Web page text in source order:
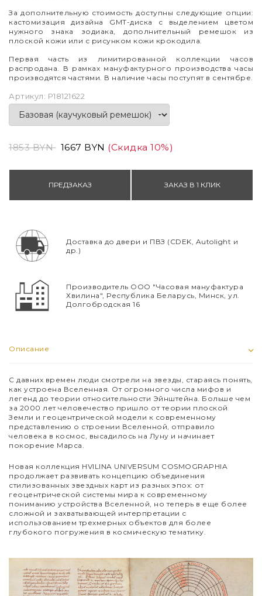
За дополнительную стоимость доступны следующие опции:
кастомизация дизайна GMT-диска с выделением цветом
нужного знака зодиака, дополнительный ремешок из
плоской кожи или с рисунком кожи крокодила.
Первая часть из лимитированной коллекции часов
распродана. В рамках мануфактурного производства часы
производятся частями. В наличие часы поступят в сентябре.
Артикул: P18121622
1853 BYN 1667 BYN (Скидка 10%)
ПРЕДЗАКАЗ ЗАКАЗ В 1 КЛИК
Доставка до двери и ПВЗ (CDEK, Autolight и
др.)
Производитель ООО "Часовая мануфактура
Хвилина", Республика Беларусь, Минск, ул.
Долгобродская 16
Описание
С давних времен люди смотрели на звезды, стараясь понять,
как устроена Вселенная. От огромного числа мифов и
легенд до теории относительности Эйнштейна. Больше чем
за 2000 лет человечество пришло от теории плоской
Земли и геоцентрической модели к современному
представлению о строении Вселенной, отправило
человека в космос, высадилось на Луну и начинает
покорение Марса.
Новая коллекция HVILINA UNIVERSUM COSMOGRAPHIA
продолжает развивать концепцию объединения
стилизованных звездных карт из разных эпох: от
геоцентрической системы мира к современному
пониманию устройства Вселенной, но теперь в еще более
сложной и захватывающей интерпретации с
использованием трехмерных объектов для более
глубокого погружения в космическую тематику.